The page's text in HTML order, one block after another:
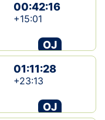
00:42:16
+15:01
OJ
01:11:28
+23:13
OJ